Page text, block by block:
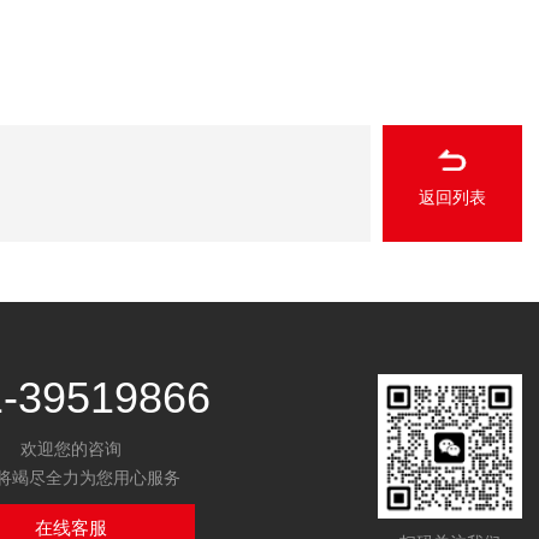
返回列表
39519866
欢迎您的咨询
竭尽全力为您用心服务
在线客服